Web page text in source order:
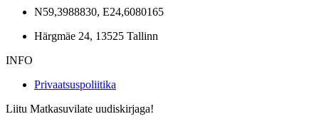
N59,3988830, E24,6080165
Härgmäe 24, 13525 Tallinn
INFO
Privaatsuspoliitika
Liitu Matkasuvilate uudiskirjaga!